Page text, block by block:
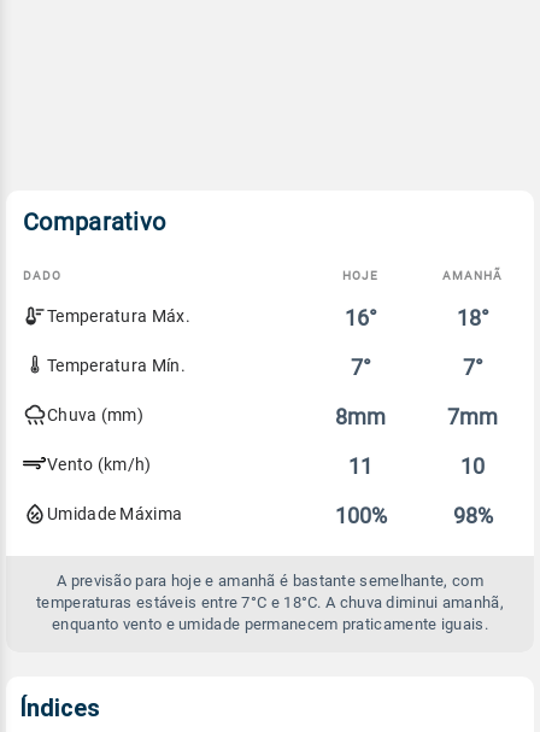
Comparativo
Comparativo
entre
previsão
hoje
DADO HOJE AMANHÃ
Temperatura Máx. 16° 18°
Temperatura Mín. 7° 7°
Chuva (mm) 8mm 7mm
Vento (km/h) 11 10
Umidade Máxima 100% 98%
A previsão para hoje e amanhã é bastante semelhante, com
temperaturas estáveis entre 7°C e 18°C. A chuva diminui amanhã,
enquanto vento e umidade permanecem praticamente iguais.
Índices